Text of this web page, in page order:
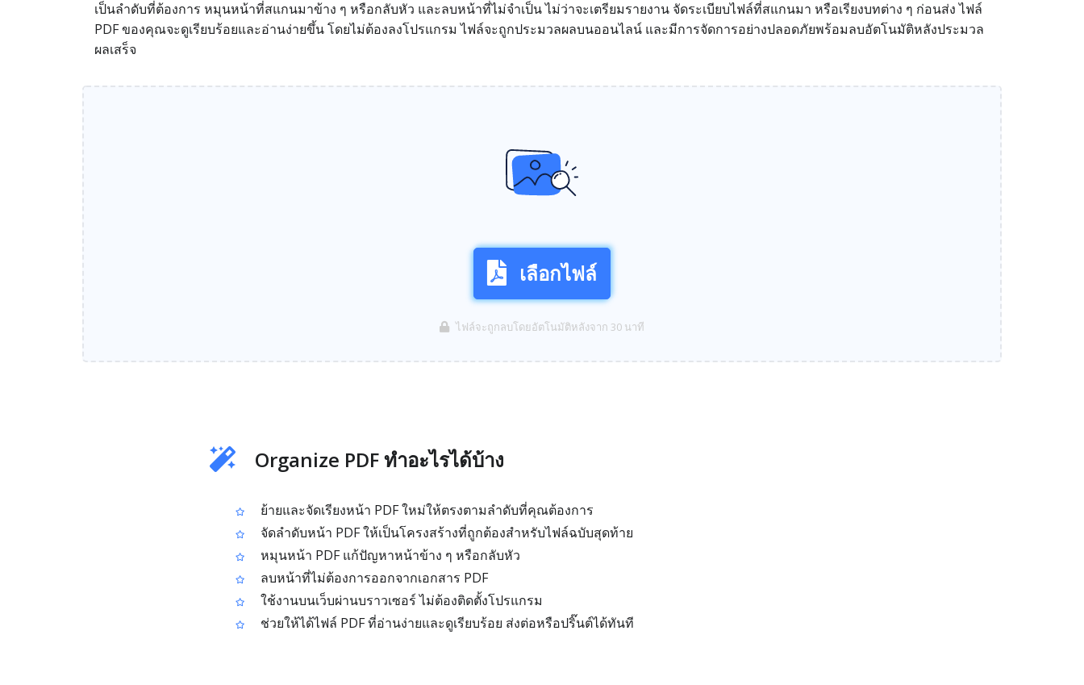
เป็นลำดับที่ต้องการ หมุนหน้าที่สแกนมาข้าง ๆ หรือกลับหัว และลบหน้าที่ไม่จำเป็น ไม่ว่าจะเตรียมรายงาน จัดระเบียบไฟล์ที่สแกนมา หรือเรียงบทต่าง ๆ ก่อนส่ง ไฟล์
PDF ของคุณจะดูเรียบร้อยและอ่านง่ายขึ้น โดยไม่ต้องลงโปรแกรม ไฟล์จะถูกประมวลผลบนออนไลน์ และมีการจัดการอย่างปลอดภัยพร้อมลบอัตโนมัติหลังประมวล
ผลเสร็จ
เลือกไฟล์
ไฟล์จะถูกลบโดยอัตโนมัติหลังจาก 30 นาที
Organize PDF ทำอะไรได้บ้าง
ย้ายและจัดเรียงหน้า PDF ใหม่ให้ตรงตามลำดับที่คุณต้องการ
จัดลำดับหน้า PDF ให้เป็นโครงสร้างที่ถูกต้องสำหรับไฟล์ฉบับสุดท้าย
หมุนหน้า PDF แก้ปัญหาหน้าข้าง ๆ หรือกลับหัว
ลบหน้าที่ไม่ต้องการออกจากเอกสาร PDF
ใช้งานบนเว็บผ่านบราวเซอร์ ไม่ต้องติดตั้งโปรแกรม
ช่วยให้ได้ไฟล์ PDF ที่อ่านง่ายและดูเรียบร้อย ส่งต่อหรือปริ๊นต์ได้ทันที